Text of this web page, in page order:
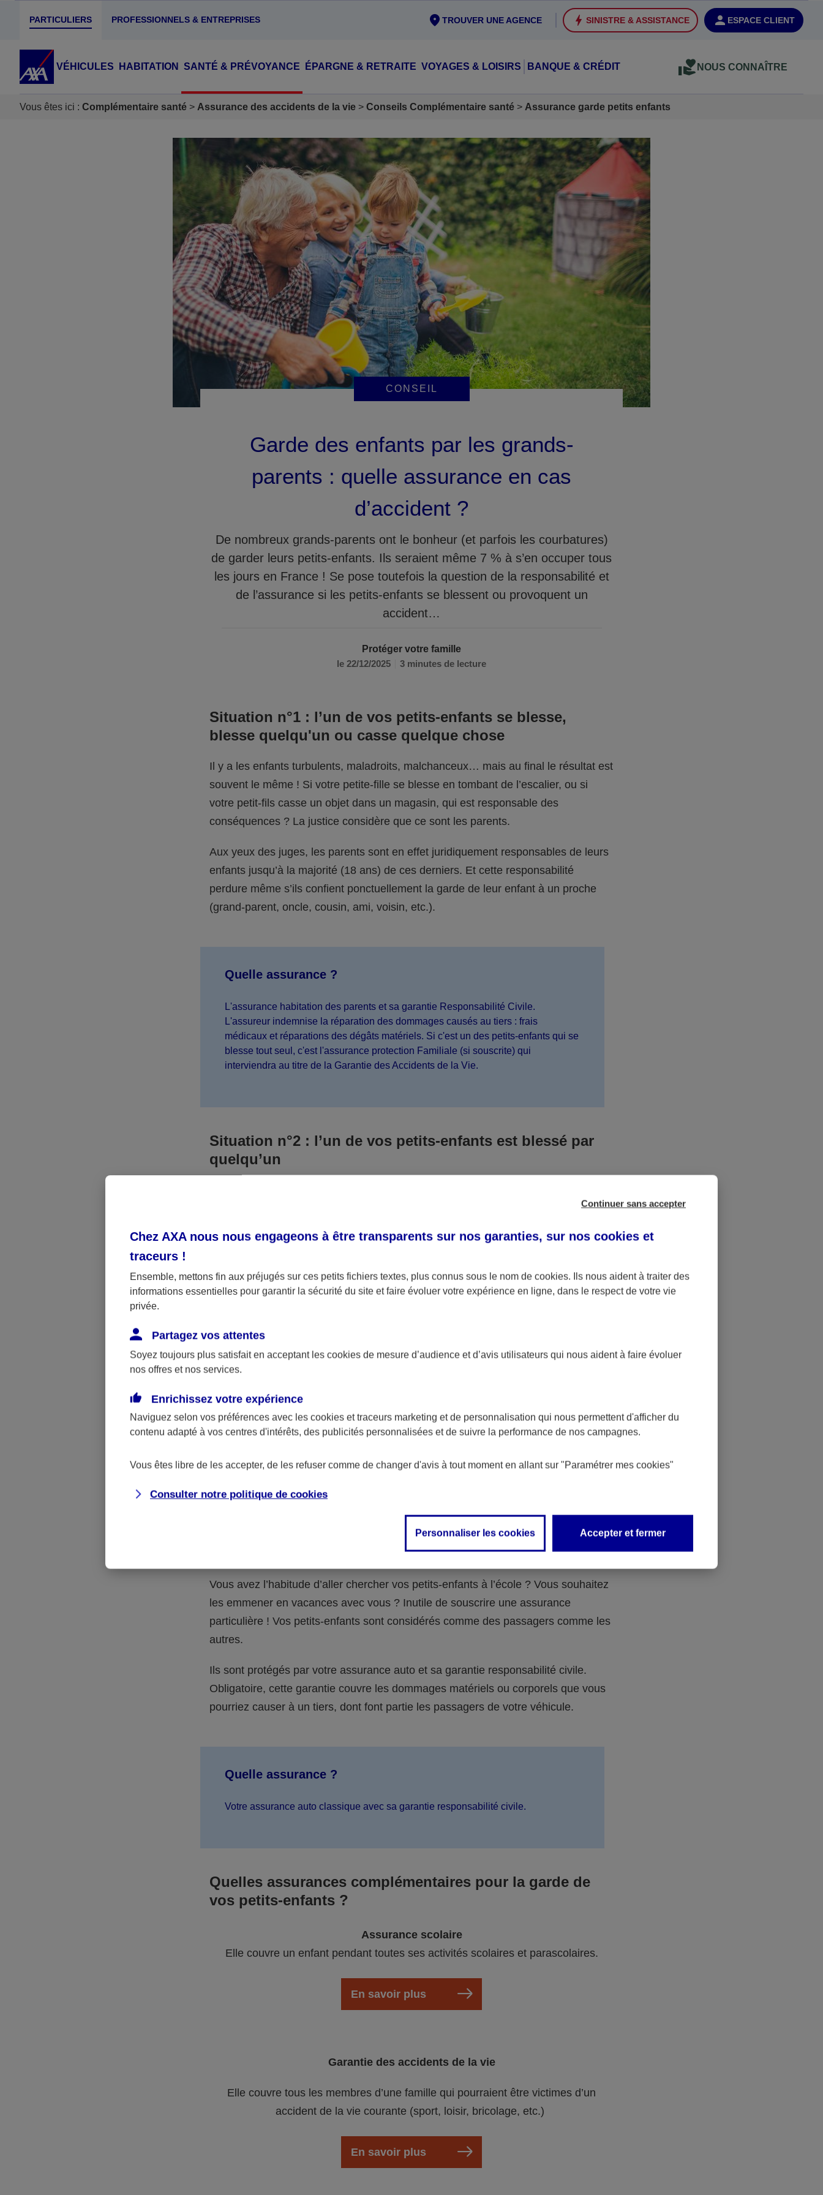
PARTICULIERS PROFESSIONNELS & ENTREPRISES ESPACE CLIENT
SINISTRE & ASSISTANCE
TROUVER UNE AGENCE
VÉHICULES HABITATION SANTÉ & PRÉVOYANCE ÉPARGNE & RETRAITE VOYAGES & LOISIRS BANQUE & CRÉDIT NOUS CONNAÎTRE
Vous êtes ici : Complémentaire santé Assurance des accidents de la vie Conseils Complémentaire santé Assurance garde petits enfants
CONSEIL
Protéger votre famille
le 22/12/2025
3 minutes de lecture
Garde des enfants par les grands-
parents : quelle assurance en cas
d’accident ?
De nombreux grands-parents ont le bonheur (et parfois les courbatures)
de garder leurs petits-enfants. Ils seraient même 7 % à s’en occuper tous
les jours en France ! Se pose toutefois la question de la responsabilité et
de l’assurance si les petits-enfants se blessent ou provoquent un
accident…
Situation n°1 : l’un de vos petits-enfants se blesse,
blesse quelqu'un ou casse quelque chose
Il y a les enfants turbulents, maladroits, malchanceux… mais au final le résultat est
souvent le même ! Si votre petite-fille se blesse en tombant de l’escalier, ou si
votre petit-fils casse un objet dans un magasin, qui est responsable des
conséquences ? La justice considère que ce sont les parents.
Aux yeux des juges, les parents sont en effet juridiquement responsables de leurs
enfants jusqu’à la majorité (18 ans) de ces derniers. Et cette responsabilité
perdure même s’ils confient ponctuellement la garde de leur enfant à un proche
(grand-parent, oncle, cousin, ami, voisin, etc.).
Quelle assurance ?
L'assurance habitation des parents et sa garantie Responsabilité Civile.
L'assureur indemnise la réparation des dommages causés au tiers : frais
médicaux et réparations des dégâts matériels. Si c'est un des petits-enfants qui se
blesse tout seul, c'est l'assurance protection Familiale (si souscrite) qui
interviendra au titre de la Garantie des Accidents de la Vie.
Situation n°2 : l’un de vos petits-enfants est blessé par
quelqu’un
responsable. Aux yeux de la justice, le responsable est la personne ayant entrainé
médicaux et éventuelles indemnisations en guise de dommage.
Néanmoins, si aucun responsable n’a été désigné ou retrouvé pour l’accident dont
a été victime votre petit-fils ou petite-fille, seule une assurance spécifique
fonctionner.
Quelle assurance ?
La responsabilité civile de la personne désignée comme responsable de
accidents de la vie) que vous auriez souscrite pour votre famille.
Situation n°3 : vous avez un accident de voiture avec vos
Vous avez l’habitude d’aller chercher vos petits-enfants à l’école ? Vous souhaitez
les emmener en vacances avec vous ? Inutile de souscrire une assurance
particulière ! Vos petits-enfants sont considérés comme des passagers comme les
autres.
Ils sont protégés par votre assurance auto et sa garantie responsabilité civile.
Obligatoire, cette garantie couvre les dommages matériels ou corporels que vous
pourriez causer à un tiers, dont font partie les passagers de votre véhicule.
Quelle assurance ?
Votre assurance auto classique avec sa garantie responsabilité civile.
Quelles assurances complémentaires pour la garde de
vos petits-enfants ?
Assurance scolaire
Elle couvre un enfant pendant toutes ses activités scolaires et parascolaires.
En savoir plus
Garantie des accidents de la vie
Elle couvre tous les membres d’une famille qui pourraient être victimes d’un
accident de la vie courante (sport, loisir, bricolage, etc.)
En savoir plus
Continuer sans accepter
Chez AXA nous nous engageons à être transparents sur nos garanties, sur nos cookies et
traceurs !
Ensemble, mettons fin aux préjugés sur ces petits fichiers textes, plus connus sous le nom de cookies. Ils nous aident à traiter des
informations essentielles pour garantir la sécurité du site et faire évoluer votre expérience en ligne, dans le respect de votre vie
privée.
Partagez vos attentes
Soyez toujours plus satisfait en acceptant les cookies de mesure d’audience et d’avis utilisateurs qui nous aident à faire évoluer
nos offres et nos services.
Enrichissez votre expérience
Naviguez selon vos préférences avec les cookies et traceurs marketing et de personnalisation qui nous permettent d'afficher du
contenu adapté à vos centres d'intérêts, des publicités personnalisées et de suivre la performance de nos campagnes.
Vous êtes libre de les accepter, de les refuser comme de changer d'avis à tout moment en allant sur "Paramétrer mes cookies"
Consulter notre politique de cookies
Personnaliser les cookies Accepter et fermer